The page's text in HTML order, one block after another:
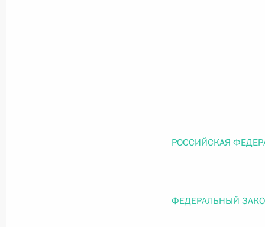
Федерального закона «Об образовании в
Федеральный закон от
РОССИЙСКАЯ
ФЕДЕРАЛЬНЫЙ